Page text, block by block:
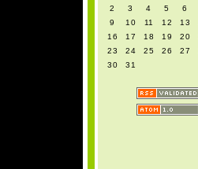
2
3 4 5 6
9
10 11 12 13
16
17 18 19 20
23
24 25 26 27
30
31